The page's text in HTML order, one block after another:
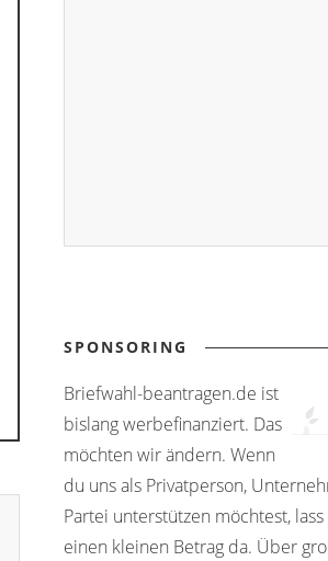
SPONSORING
Briefwahl-beantragen.de ist
bislang werbefinanziert. Das
möchten wir ändern. Wenn
du uns als Privatperson,
Partei unterstützen möchtest, lass
einen kleinen Betrag da. Über